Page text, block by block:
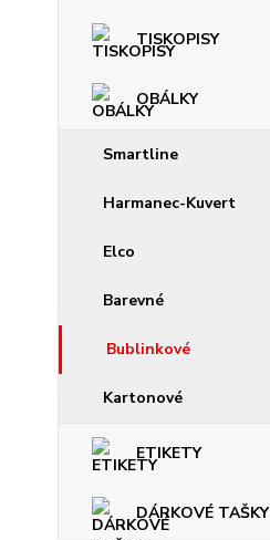
TISKOPISY
OBÁLKY
Smartline
Harmanec-Kuvert
Elco
Barevné
Bublinkové
Kartonové
ETIKETY
DÁRKOVÉ TAŠKY